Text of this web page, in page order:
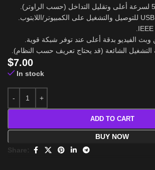
وبث الفيديو بدقة أعلى عند توفر شبكة قوية.
الشائعة (قد يحتاج تعريف حسب النظام).
$7.00
In stock
ADD TO CART
BUY NOW
Share: